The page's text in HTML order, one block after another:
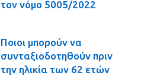
τον νόμο 5005/2022
Ποιοι μπορούν να
συνταξιοδοτηθούν πριν
την ηλικία των 62 ετών